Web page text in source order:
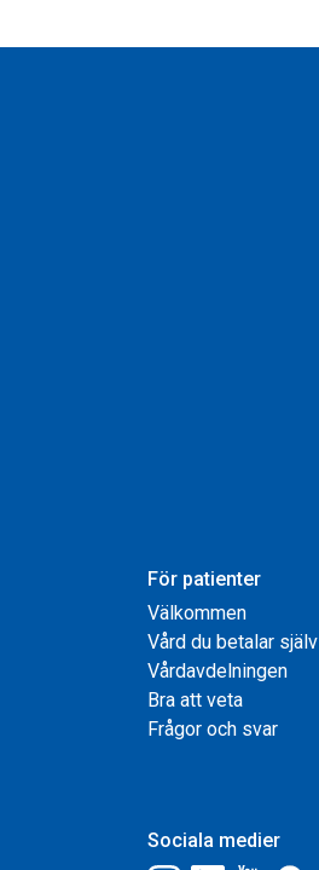
För patienter
Välkommen
Vård du betalar själv
Vårdavdelningen
Bra att veta
Frågor och svar
Sociala medier